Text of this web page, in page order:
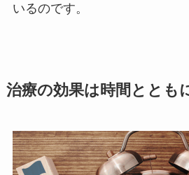
いるのです。
治療の効果は時間ととも